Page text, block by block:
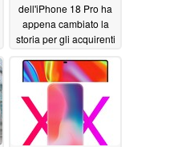
dell'iPhone 18 Pro ha
appena cambiato la
storia per gli acquirenti
06/02/2026